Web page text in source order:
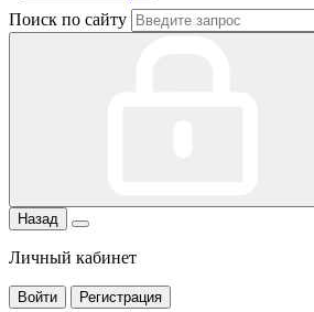
Поиск по сайту
Назад
Личный кабинет
Войти Регистрация